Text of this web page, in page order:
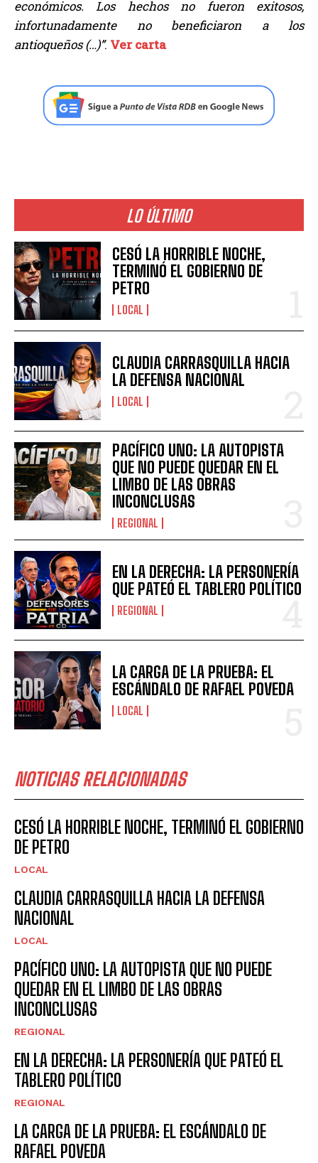
económicos. Los hechos no fueron exitosos,
infortunadamente no beneficiaron a los
antioqueños (…)”. Ver carta
LO ÚLTIMO
CESÓ LA HORRIBLE NOCHE,
TERMINÓ EL GOBIERNO DE
PETRO
LOCAL
CLAUDIA CARRASQUILLA HACIA
LA DEFENSA NACIONAL
LOCAL
PACÍFICO UNO: LA AUTOPISTA
QUE NO PUEDE QUEDAR EN EL
LIMBO DE LAS OBRAS
INCONCLUSAS
REGIONAL
EN LA DERECHA: LA PERSONERÍA
QUE PATEÓ EL TABLERO POLÍTICO
REGIONAL
LA CARGA DE LA PRUEBA: EL
ESCÁNDALO DE RAFAEL POVEDA
LOCAL
NOTICIAS RELACIONADAS
CESÓ LA HORRIBLE NOCHE, TERMINÓ EL GOBIERNO
DE PETRO
LOCAL
CLAUDIA CARRASQUILLA HACIA LA DEFENSA
NACIONAL
LOCAL
PACÍFICO UNO: LA AUTOPISTA QUE NO PUEDE
QUEDAR EN EL LIMBO DE LAS OBRAS
INCONCLUSAS
REGIONAL
EN LA DERECHA: LA PERSONERÍA QUE PATEÓ EL
TABLERO POLÍTICO
REGIONAL
LA CARGA DE LA PRUEBA: EL ESCÁNDALO DE
RAFAEL POVEDA